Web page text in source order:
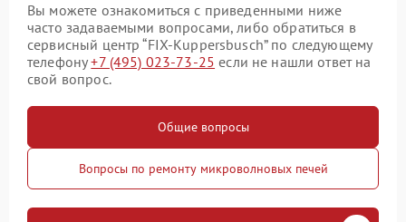
Вы можете ознакомиться с приведенными ниже
часто задаваемыми вопросами, либо обратиться в
сервисный центр “FIX-Kuppersbusch” по следующему
телефону+7 (495) 023-73-25 если не нашли ответ на
свой вопрос.
Общие вопросы
Вопросы по ремонту микроволновых печей